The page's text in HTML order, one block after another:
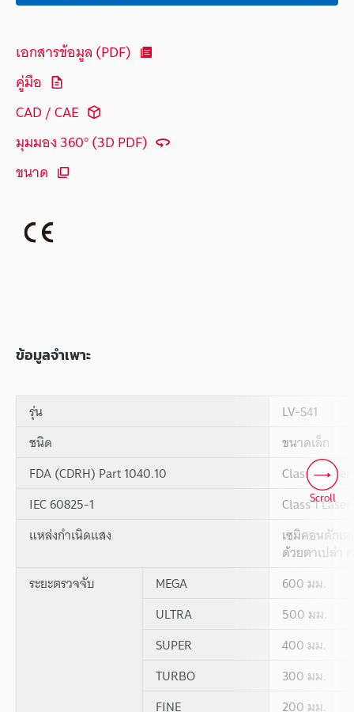
เอกสารข้อมูล (PDF)
คู่มือ
CAD / CAE
มุมมอง 360° (3D PDF)
ขนาด
ข้อมูลจำเพาะ
รุ่น
LV-S41
ชนิด
ขนาดเล็ก
FDA (CDRH) Part 1040.10
Class 1
IEC 60825-1
Class 1
แหล่งกำเนิดแสง
เซมิคอนดักเ
ด้วยตาเปล่า
ระยะตรวจจับ
MEGA
600 มม.
ULTRA
500 มม.
SUPER
400 มม.
TURBO
300 มม.
FINE
200 มม.
Scroll